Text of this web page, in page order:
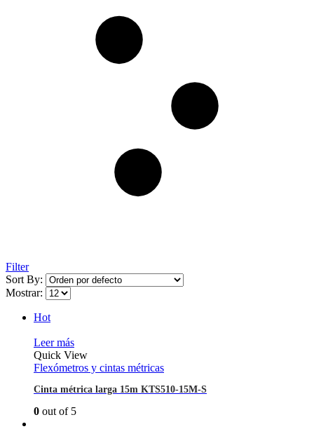
Filter
Sort By:
Mostrar:
Hot
Leer más
Quick View
Flexómetros y cintas métricas
Cinta métrica larga 15m KTS510-15M-S
0 out of 5